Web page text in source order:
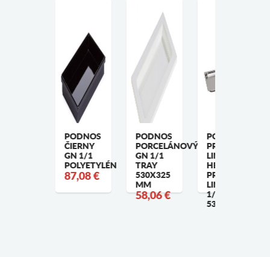
PODNOS
ČIERNY
GN 1/1
POLYETYLÉN
87,08 €
PODNOS
PORCELÁNOVÝ
GN 1/1
TRAY
530X325
MM
58,06 €
PODNOS
PROFI
LINE,
HENDI,
PROFI
LINE, GN
1/1,